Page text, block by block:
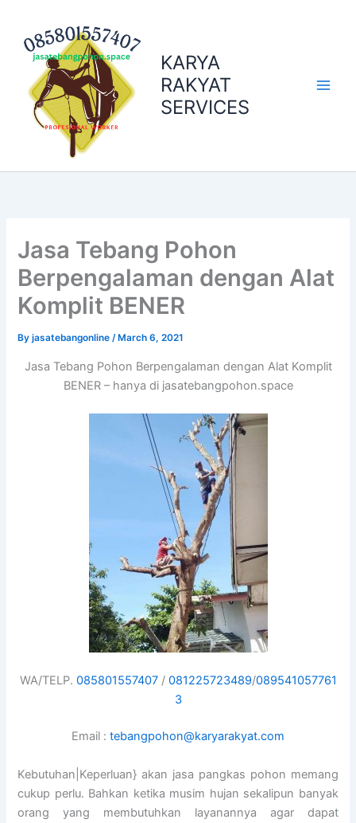
content
KARYA
RAKYAT
SERVICES
Jasa Tebang Pohon
Berpengalaman dengan Alat
Komplit BENER
Byjasatebangonline/ March 6, 2021
Jasa Tebang Pohon Berpengalaman dengan Alat Komplit
BENER – hanya di jasatebangpohon.space
WA/TELP. 085801557407/ 081225723489/089541057761
3
Email : tebangpohon@karyarakyat.com
Kebutuhan|Keperluan} akan jasa pangkas pohon memang
cukup perlu. Bahkan ketika musim hujan sekalipun banyak
orang yang membutuhkan layanannya agar dapat